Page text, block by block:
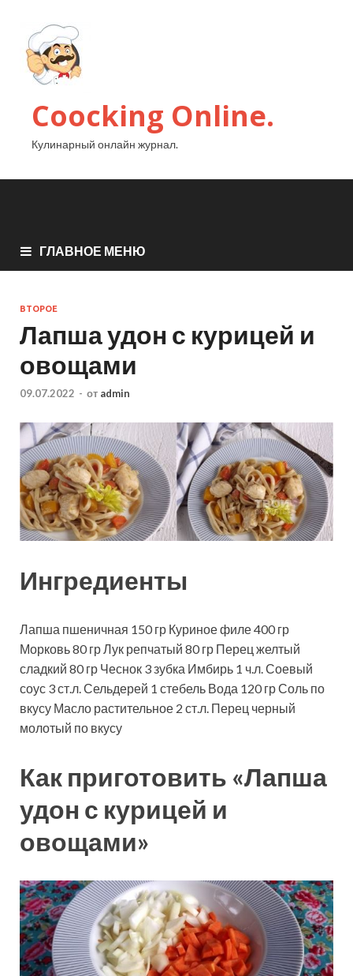
Coocking Online.
Кулинарный онлайн журнал.
ГЛАВНОЕ МЕНЮ
ВТОРОЕ
Лапша удон с курицей и
овощами
09.07.2022 - от admin
Ингредиенты
Лапша пшеничная 150 гр Куриное филе400 гр
Морковь80 грЛук репчатый 80 гр Перец желтый
сладкий 80 гр Чеснок 3зубка Имбирь 1 ч.л.Соевый
соус 3ст.л.Сельдерей 1 стебель Вода 120 грСоль по
вкусу Масло растительное 2 ст.л. Перец черный
молотый по вкусу
Как приготовить «Лапша
удон с курицей и
овощами»